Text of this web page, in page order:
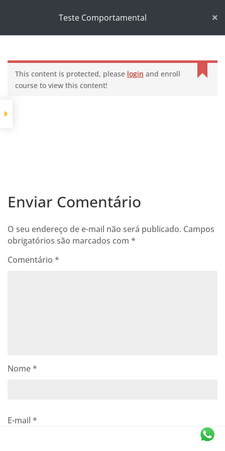
Teste ComportamentalTeste Comportamental
This content is protected, please login and enroll
course to view this content!
Enviar Comentário
O seu endereço de e-mail não será publicado. Campos
obrigatórios são marcados com *
Comentário *
Nome*
E-mail *